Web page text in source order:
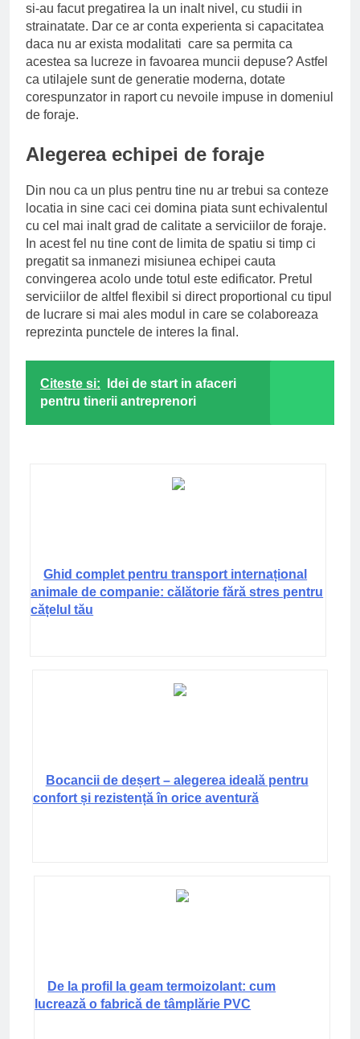
si-au facut pregatirea la un inalt nivel, cu studii in
strainatate. Dar ce ar conta experienta si capacitatea
daca nu ar exista modalitati care sa permita ca
acestea sa lucreze in favoarea muncii depuse? Astfel
ca utilajele sunt de generatie moderna, dotate
corespunzator in raport cu nevoile impuse in domeniul
de foraje.
Alegerea echipei de foraje
Din nou ca un plus pentru tine nu ar trebui sa conteze
locatia in sine caci cei domina piata sunt echivalentul
cu cel mai inalt grad de calitate a serviciilor de foraje.
In acest fel nu tine cont de limita de spatiu si timp ci
pregatit sa inmanezi misiunea echipei cauta
convingerea acolo unde totul este edificator. Pretul
serviciilor de altfel flexibil si direct proportional cu tipul
de lucrare si mai ales modul in care se colaboreaza
reprezinta punctele de interes la final.
Citeste si:
Idei de start in afaceri
pentru tinerii antreprenori
Ghid complet pentru transport internațional
animale de companie: călătorie fără stres pentru
cățelul tău
Bocancii de deșert – alegerea ideală pentru
confort și rezistență în orice aventură
De la profil la geam termoizolant: cum
lucrează o fabrică de tâmplărie PVC